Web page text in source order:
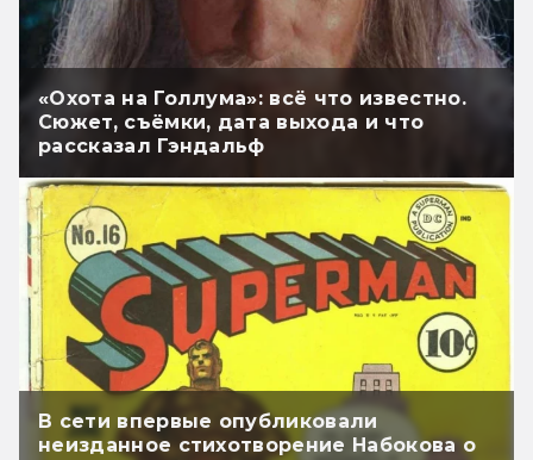
«Охота на Голлума»: всё что известно.
Сюжет, съёмки, дата выхода и что
рассказал Гэндальф
В сети впервые опубликовали
неизданное стихотворение Набокова о